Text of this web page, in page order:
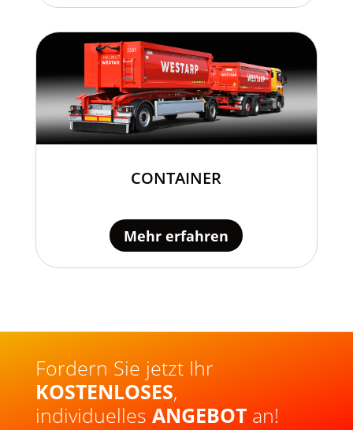
CONTAINER
Mehr erfahren
Fordern Sie jetzt Ihr
KOSTENLOSES,
individuelles ANGEBOTan!